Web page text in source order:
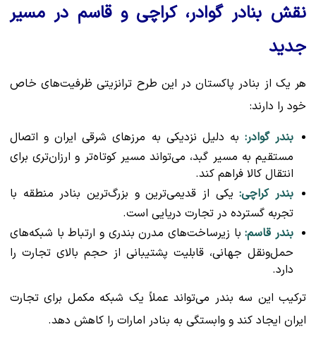
نقش بنادر گوادر، کراچی و قاسم در مسیر
جدید
هر یک از بنادر پاکستان در این طرح ترانزیتی ظرفیت‌های خاص
خود را دارند:
بندر گوادر: به دلیل نزدیکی به مرزهای شرقی ایران و اتصال
مستقیم به مسیر گبد، می‌تواند مسیر کوتاه‌تر و ارزان‌تری برای
انتقال کالا فراهم کند.
بندر کراچی:یکی از قدیمی‌ترین و بزرگ‌ترین بنادر منطقه با
تجربه گسترده در تجارت دریایی است.
بندر قاسم:با زیرساخت‌های مدرن بندری و ارتباط با شبکه‌های
حمل‌ونقل جهانی، قابلیت پشتیبانی از حجم بالای تجارت را
دارد.
ترکیب این سه بندر می‌تواند عملاً یک شبکه مکمل برای تجارت
ایران ایجاد کند و وابستگی به بنادر امارات را کاهش دهد.